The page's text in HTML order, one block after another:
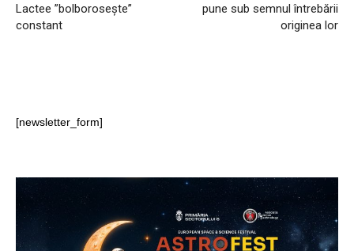
Lactee ”bolborosește”
constant
pune sub semnul întrebării
originea lor
[newsletter_form]